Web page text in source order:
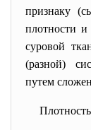
признаку
плотности
суровой
(разной)
путем